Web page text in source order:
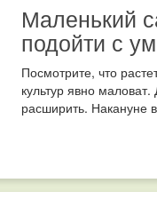
Маленький
подойти с
Посмотрите, что
культур явно
расширить. Накануне